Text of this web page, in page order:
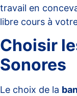
travail en
libre cours à
Choisir
Sonores
Le choix de la